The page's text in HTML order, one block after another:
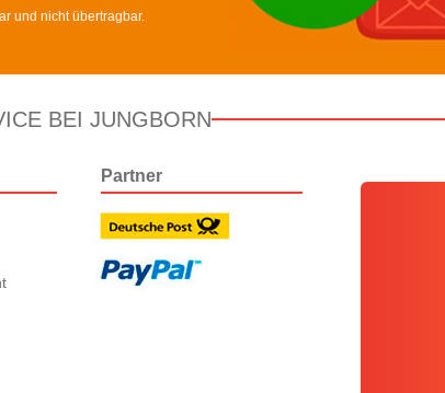
und nicht übertragbar.
BEI JUNGBORN
Partner